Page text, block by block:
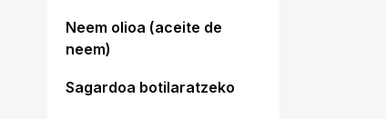
Neem olioa (aceite de
neem)
Sagardoa botilaratzeko